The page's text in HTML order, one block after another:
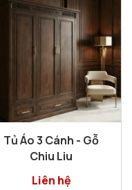
Tủ Áo 3 Cánh - Gỗ
Chiu Liu
Liên hệ